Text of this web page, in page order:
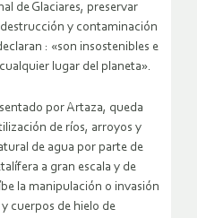
de Glaciares, preservar
y contaminación
: «son insostenibles e
lugar del planeta».
por Artaza, queda
de ríos, arroyos y
de agua por parte de
a gran escala y de
la manipulación o invasión
cuerpos de hielo de